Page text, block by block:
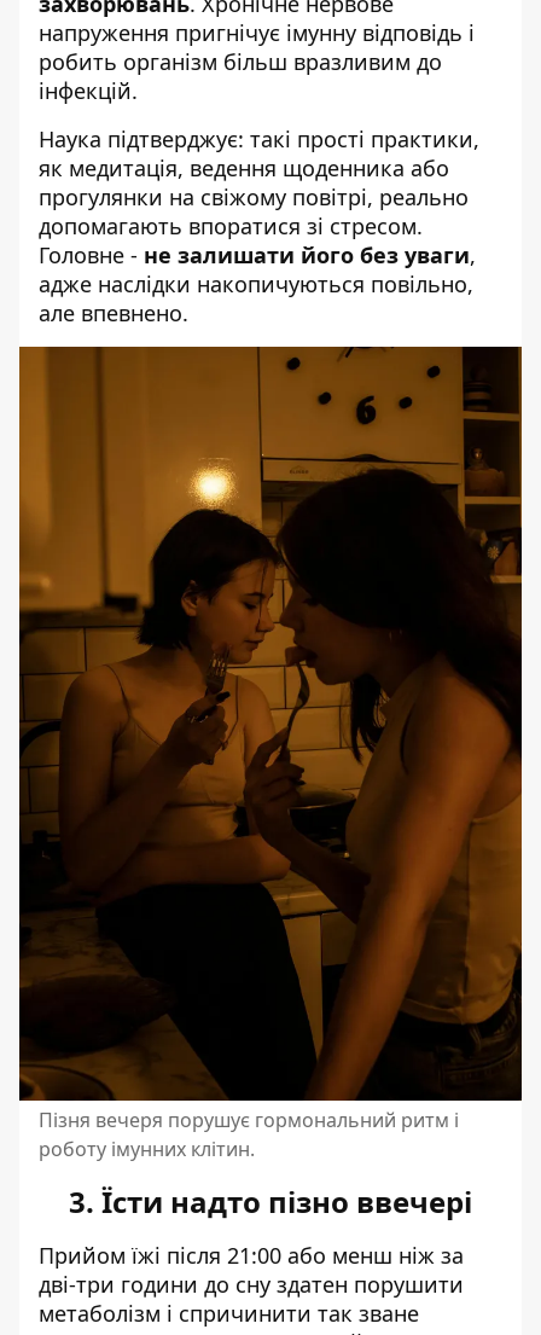
напруження пригнічує імунну відповідь і
робить організм більш вразливим до
інфекцій.
Наука підтверджує: такі прості практики,
як медитація, ведення щоденника або
прогулянки на свіжому повітрі, реально
допомагають впоратися зі стресом.
Головне - не залишати його без уваги,
адже наслідки накопичуються повільно,
але впевнено.
Пізня вечеря порушує гормональний ритм і
роботу імунних клітин.
3. Їсти надто пізно ввечері
Прийом їжі після 21:00 або менш ніж за
дві-три години до сну здатен порушити
метаболізм і спричинити так зване